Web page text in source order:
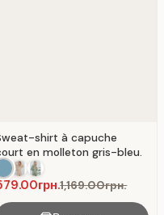
shirt à capuche
en molleton gris-bleu.
1,169.00грн.